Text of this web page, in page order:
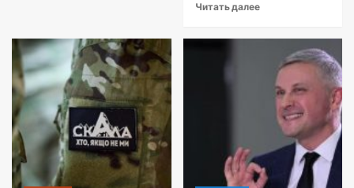
Читать далее